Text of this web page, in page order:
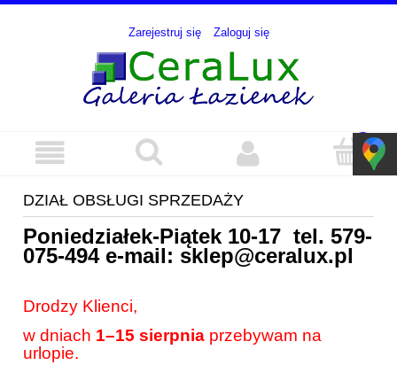
Zarejestruj się Zaloguj się
DZIAŁ OBSŁUGI SPRZEDAŻY
Poniedziałek-Piątek 10-17 tel. 579-
075-494e-mail: sklep@ceralux.pl
Drodzy Klienci,
w dniach 1–15 sierpnia przebywam na
urlopie.